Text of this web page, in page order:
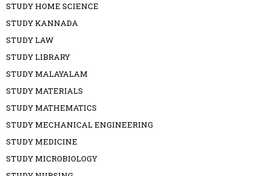
STUDY HOME SCIENCE
STUDY KANNADA
STUDY LAW
STUDY LIBRARY
STUDY MALAYALAM
STUDY MATERIALS
STUDY MATHEMATICS
STUDY MECHANICAL ENGINEERING
STUDY MEDICINE
STUDY MICROBIOLOGY